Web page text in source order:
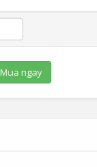
Mua ngay